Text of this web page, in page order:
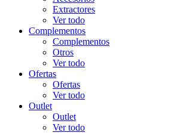
Extractores
Ver todo
Complementos
Complementos
Otros
Ver todo
Ofertas
Ofertas
Ver todo
Outlet
Outlet
Ver todo